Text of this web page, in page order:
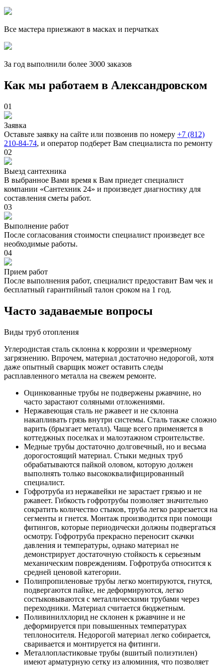
Все мастера приезжают в масках и перчатках
За год выполнили более 3000 заказов
Как мы работаем в Александровском
01
Заявка
Оставьте заявку на сайте или позвонив по номеру +7 (812)
210-84-74, и оператор подберет Вам специалиста по ремонту
02
Выезд сантехника
В выбранное Вами время к Вам приедет специалист
компании «Сантехник 24» и произведет диагностику для
составления сметы работ.
03
Выполнение работ
После согласования стоимости специалист произведет все
необходимые работы.
04
Прием работ
После выполнения работ, специалист предоставит Вам чек и
бесплатный гарантийный талон сроком на 1 год.
Часто задаваемые вопросы
Виды труб отопления
Углеродистая сталь склонна к коррозии и чрезмерному
загрязнению. Впрочем, материал достаточно недорогой, хотя
даже опытный сварщик может оставить следы
расплавленного металла на свежем ремонте.
Оцинкованные трубы не подвержены ржавчине, но
часто зарастают соляными отложениями.
Нержавеющая сталь не ржавеет и не склонна
накапливать грязь внутри системы. Сталь также сложно
варить (брызгает металл). Чаще всего применяется в
коттеджных поселках и малоэтажном строительстве.
Медные трубы достаточно долговечный, но и весьма
дорогостоящий материал. Стыки медных труб
обрабатываются пайкой оловом, которую должен
выполнять только высококвалифицированный
специалист.
Гофротруба из нержавейки не зарастает грязью и не
ржавеет. Гибкость гофротрубы позволяет значительно
сократить количество стыков, труба легко разрезается на
сегменты и гнется. Монтаж производится при помощи
фитингов, которые периодически должны подвергаться
осмотру. Гофротруба прекрасно переносит скачки
давления и температуры, однако материал не
демонстрирует достаточную стойкость к серьезным
механическим повреждениям. Гофротруба относится к
средней ценовой категории.
Полипропиленовые трубы легко монтируются, гнутся,
подвергаются пайке, не деформируются, легко
состыковываются с металлическими трубами через
переходники. Материал считается бюджетным.
Поливинилхлорид не склонен к ржавчине и не
деформируется при повышенных температурах
теплоносителя. Недорогой материал легко собирается,
сваривается и монтируется на фитинги.
Металлопластиковые трубы (вшитый полиэтилен)
имеют арматурную сетку из алюминия, что позволяет